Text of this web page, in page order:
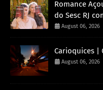
Romance
do Sesc RJ
August 06, 2026
Carioquices |
August 06, 2026